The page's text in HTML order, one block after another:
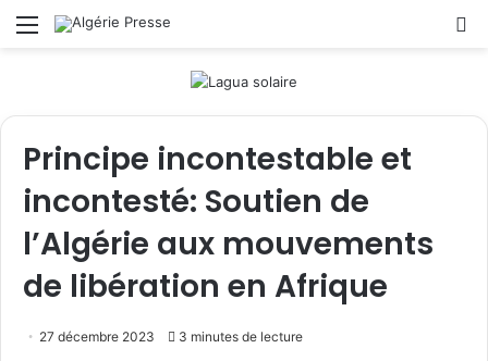
Menu
Principe incontestable et
incontesté: Soutien de
l’Algérie aux mouvements
de libération en Afrique
27 décembre 2023 3 minutes de lecture